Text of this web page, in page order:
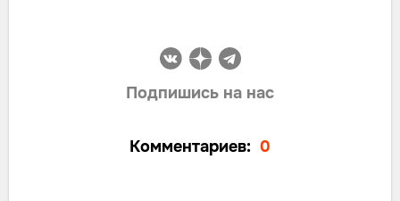
Подпишись на нас
Комментариев: 0